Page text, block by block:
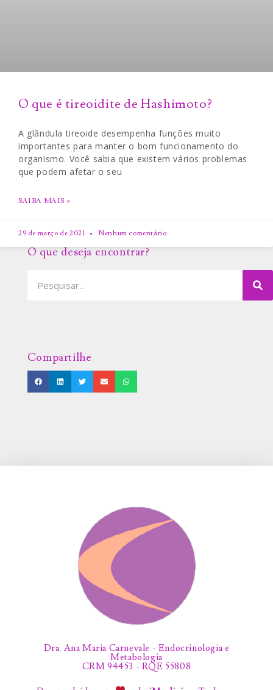
O que é tireoidite de Hashimoto?
A glândula tireoide desempenha funções muito
importantes para manter o bom funcionamento do
organismo. Você sabia que existem vários problemas
que podem afetar o seu
SAIBA MAIS »
29 de março de 2021 Nenhum comentário
O que deseja encontrar?
Compartilhe
Dra. Ana Maria Carnevale - Endocrinologia e
Metabologia
CRM 94453 - RQE 55808